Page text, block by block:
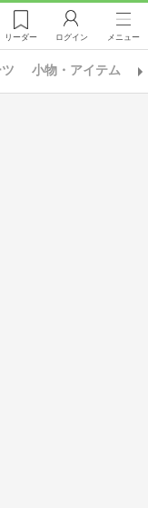
リーダー ログイン メニュー
小物・アイテム